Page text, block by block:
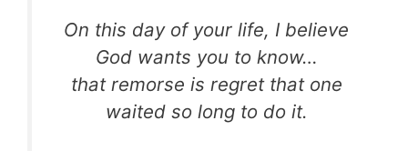
On this day of your life, I believe
God wants you to know…
that remorse is regret that one
waited so long to do it.